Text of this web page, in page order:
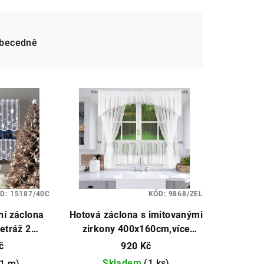
záclona
2
15187/40C
Hotová záclona s imitovanými
zirkony 400x160cm,více
barev
920 Kč
KÓD: 9868/ZEL